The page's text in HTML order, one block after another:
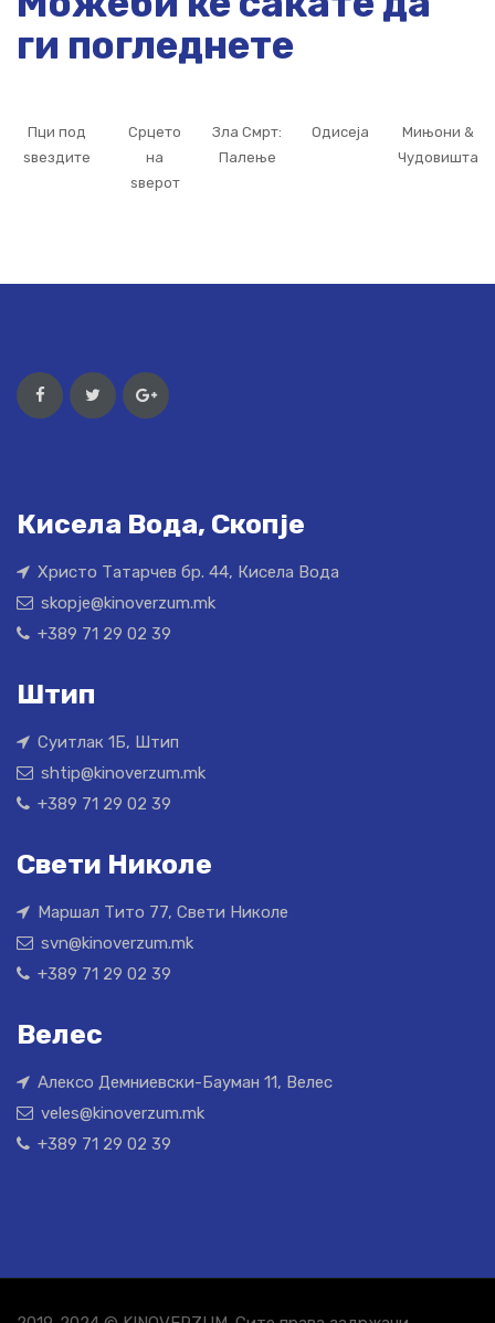
ги погледнете
Пци под
ѕвездите
Срцето
на
ѕверот
Зла Смрт:
Палење
Одисеја
Мињони &
Чудовишта
Кисела Вода, Скопје
Христо Татарчев бр. 44, Кисела Вода
skopje@kinoverzum.mk
+389 71 29 02 39
Штип
Суитлак 1Б, Штип
shtip@kinoverzum.mk
+389 71 29 02 39
Свети Николе
Маршал Тито 77, Свети Николе
svn@kinoverzum.mk
+389 71 29 02 39
Велес
Алексо Демниевски-Бауман 11, Велес
veles@kinoverzum.mk
+389 71 29 02 39